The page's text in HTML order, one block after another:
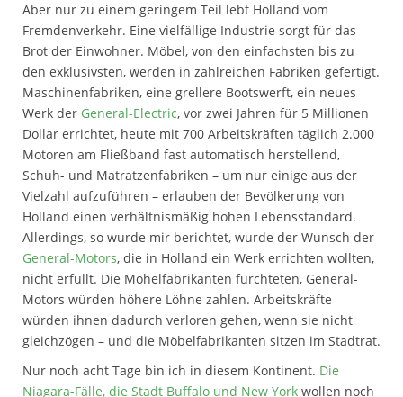
Aber nur zu einem geringem Teil lebt Holland vom
Fremdenverkehr. Eine vielfällige Industrie sorgt für das
Brot der Einwohner. Möbel, von den einfachsten bis zu
den exklusivsten, werden in zahlreichen Fabriken gefertigt.
Maschinenfabriken, eine grellere Bootswerft, ein neues
Werk der General-Electric, vor zwei Jahren für 5 Millionen
Dollar errichtet, heute mit 700 Arbeitskräften täglich 2.000
Motoren am Fließband fast automatisch herstellend,
Schuh- und Matratzenfabriken – um nur einige aus der
Vielzahl aufzuführen – erlauben der Bevölkerung von
Holland einen verhältnismäßig hohen Lebensstandard.
Allerdings, so wurde mir berichtet, wurde der Wunsch der
General-Motors, die in Holland ein Werk errichten wollten,
nicht erfüllt. Die Möhelfabrikanten fürchteten, General-
Motors würden höhere Löhne zahlen. Arbeitskräfte
würden ihnen dadurch verloren gehen, wenn sie nicht
gleichzögen – und die Möbelfabrikanten sitzen im Stadtrat.
Nur noch acht Tage bin ich in diesem Kontinent. Die
Niagara-Fälle, die Stadt Buffalo und New York wollen noch